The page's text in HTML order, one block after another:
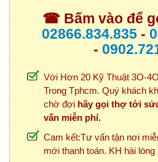
☎ Bấm vào để
02866.834.835 -
-
Với Hơn 20 Kỹ Thuật 3O-
Trong Tphcm. Quý khách
chờ đợi hãy gọi thợ tới
vấn miễn phí.
Cam kết:Tư vấn tận nơi
mới thanh toán. KH hài lòng